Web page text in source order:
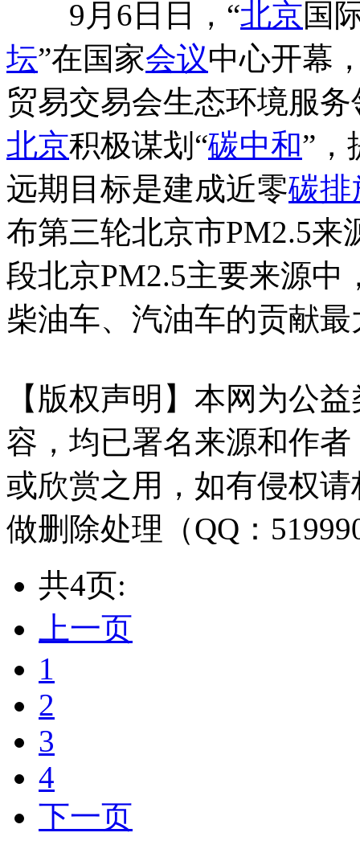
9月6日日，“北京国
坛”在国家会议中心开幕
贸易交易会生态环境服
北京积极谋划“碳中和”，
远期目标是建成近零碳排
布第三轮北京市PM2.5
段北京PM2.5主要来源
柴油车、汽油车的贡献最
【版权声明】本网为公
容，均已署名来源和作
或欣赏之用，如有侵权
做删除处理（QQ：
共4页:
上一页
1
2
3
4
下一页